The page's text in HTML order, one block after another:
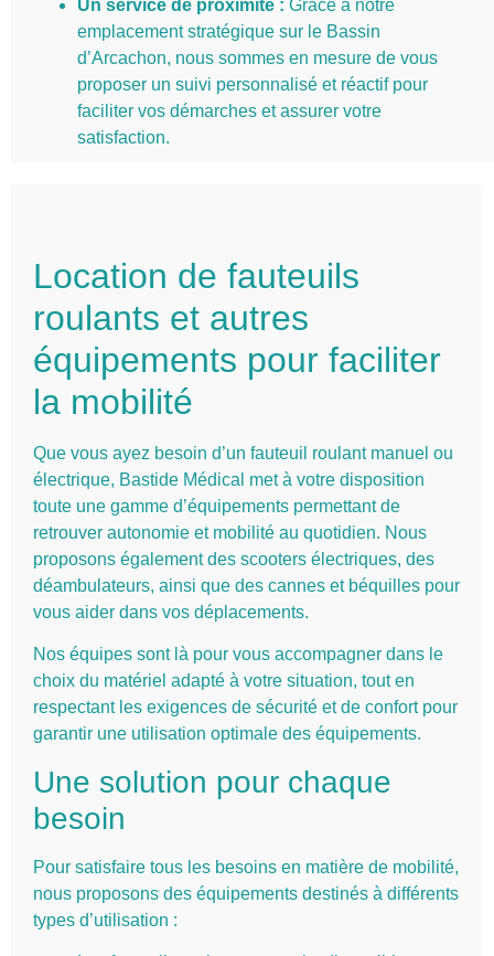
Un service de proximité : Grâce à notre
emplacement stratégique sur le Bassin
d’Arcachon, nous sommes en mesure de vous
proposer un suivi personnalisé et réactif pour
faciliter vos démarches et assurer votre
satisfaction.
Location de fauteuils
roulants et autres
équipements pour faciliter
la mobilité
Que vous ayez besoin d’un fauteuil roulant manuel ou
électrique, Bastide Médical met à votre disposition
toute une gamme d’équipements permettant de
retrouver autonomie et mobilité au quotidien. Nous
proposons également des scooters électriques, des
déambulateurs, ainsi que des cannes et béquilles pour
vous aider dans vos déplacements.
Nos équipes sont là pour vous accompagner dans le
choix du matériel adapté à votre situation, tout en
respectant les exigences de sécurité et de confort pour
garantir une utilisation optimale des équipements.
Une solution pour chaque
besoin
Pour satisfaire tous les besoins en matière de mobilité,
nous proposons des équipements destinés à différents
types d’utilisation :